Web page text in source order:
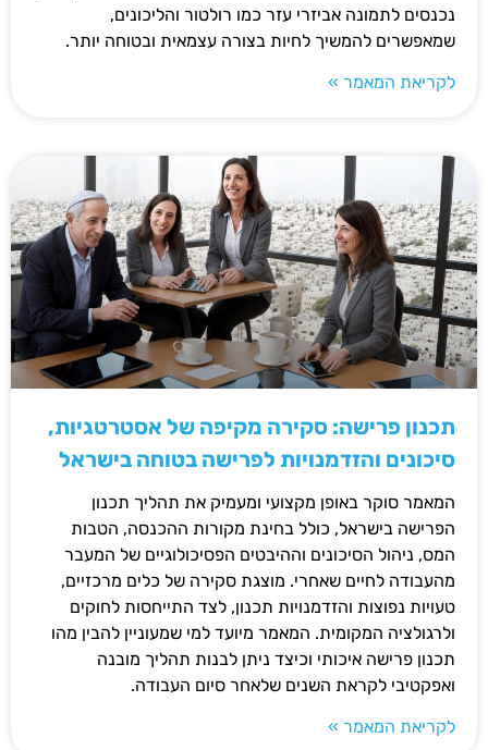
נכנסים לתמונה אביזרי עזר כמו רולטור והליכונים,
שמאפשרים להמשיך לחיות בצורה עצמאית ובטוחה יותר.
לקריאת המאמר »
תכנון פרישה: סקירה מקיפה של אסטרטגיות,
סיכונים והזדמנויות לפרישה בטוחה בישראל
המאמר סוקר באופן מקצועי ומעמיק את תהליך תכנון
הפרישה בישראל, כולל בחינת מקורות ההכנסה, הטבות
המס, ניהול הסיכונים וההיבטים הפסיכולוגיים של המעבר
מהעבודה לחיים שאחרי. מוצגת סקירה של כלים מרכזיים,
טעויות נפוצות והזדמנויות תכנון, לצד התייחסות לחוקים
ולרגולציה המקומית. המאמר מיועד למי שמעוניין להבין מהו
תכנון פרישה איכותי וכיצד ניתן לבנות תהליך מובנה
ואפקטיבי לקראת השנים שלאחר סיום העבודה.
לקריאת המאמר »